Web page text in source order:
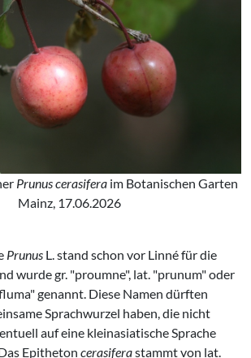
Prunus cerasiferaim Botanischen Garten
Mainz, 17.06.2026
Prunus L. stand schon vor Linné für die
wurde gr. "proumne", lat. "prunum" oder
genannt. Diese Namen dürften
Sprachwurzel haben, die nicht
auf eine kleinasiatische Sprache
Epitheton cerasiferastammt von lat.